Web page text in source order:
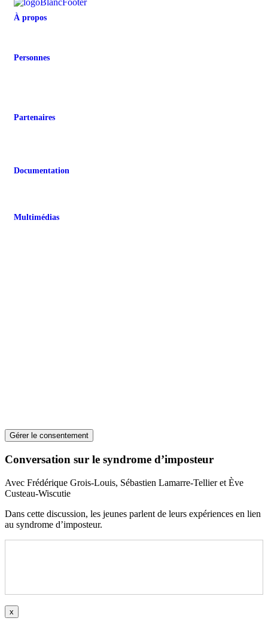
À propos
Personnes
Partenaires
Documentation
Multimédias
Gérer le consentement
Conversation sur le syndrome d’imposteur
Avec Frédérique Grois-Louis, Sébastien Lamarre-Tellier et Ève
Custeau-Wiscutie
Dans cette discussion, les jeunes parlent de leurs expériences en lien
au syndrome d’imposteur.
x